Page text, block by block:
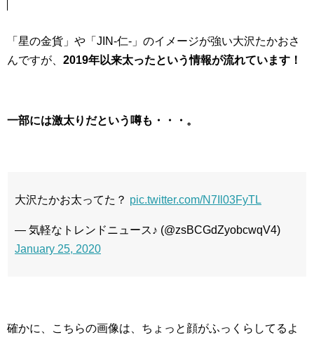
「星の金貨」や「JIN-仁-」のイメージが強い大沢たかおさ
んですが、 2019年以来太ったという情報が流れています！
一部には激太りだという噂も・・・。
大沢たかお太ってた？ pic.twitter.com/N7Il03FyTL
— 気軽なトレンドニュース♪ (@zsBCGdZyobcwqV4)
January 25, 2020
確かに、こちらの画像は、ちょっと顔がふっくらしてるよ